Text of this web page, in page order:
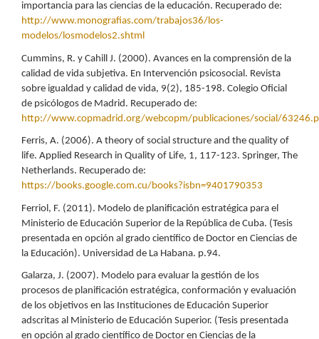
importancia para las ciencias de la educación. Recuperado de:
http://www.monografias.com/trabajos36/los-
modelos/losmodelos2.shtml
Cummins, R. y Cahill J. (2000). Avances en la comprensión de la
calidad de vida subjetiva. En Intervención psicosocial. Revista
sobre igualdad y calidad de vida, 9(2), 185-198. Colegio Oficial
de psicólogos de Madrid. Recuperado de:
http://www.copmadrid.org/webcopm/publicaciones/social/
Ferris, A. (2006). A theory of social structure and the quality of
life. Applied Research in Quality of Life, 1, 117-123. Springer, The
Netherlands. Recuperado de:
https://books.google.com.cu/books?isbn=9401790353
Ferriol, F. (2011). Modelo de planificación estratégica para el
Ministerio de Educación Superior de la República de Cuba. (Tesis
presentada en opción al grado científico de Doctor en Ciencias de
la Educación). Universidad de La Habana. p.94.
Galarza, J. (2007). Modelo para evaluar la gestión de los
procesos de planificación estratégica, conformación y evaluación
de los objetivos en las Instituciones de Educación Superior
adscritas al Ministerio de Educación Superior. (Tesis presentada
en opción al grado científico de Doctor en Ciencias de la